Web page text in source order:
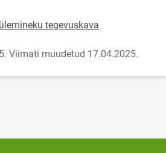
tegevuskava
Viimati muudetud 17.04.2025.